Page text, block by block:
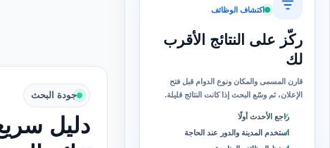
اكتشاف الوظائف
ركّز على النتائج الأقرب
لك
قارن المسمى والمكان ونوع الدوام قبل فتح
الإعلان، ثم وسّع البحث إذا كانت النتائج قليلة.
راجع الأحدث أولًا
استخدم المدينة والدور عند الحاجة
جودة البحث
دليل